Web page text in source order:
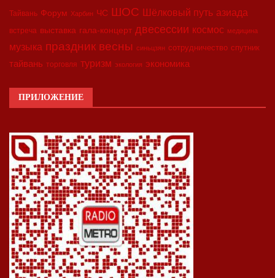
Тайвань Форум Харбин ЧС ШОС Шёлковый путь азиада
встреча выставка гала-концерт двесессии космос медицина
музыка праздник весны синьцзян сотрудничество спутник
тайвань торговля туризм экология экономика
ПРИЛОЖЕНИЕ